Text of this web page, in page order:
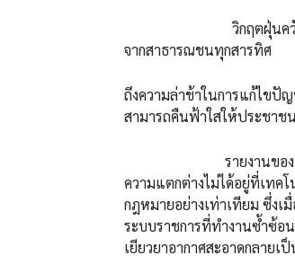
วิกฤตฝุ่นควันมลพิษ
จากสาธารณชนทุกสารทิศ
ถึงความล่าช้าในการแก้ไขปั
สามารถคืนฟ้าใสให้ประชาช
รายงานของนักวิชากา
ความแตกต่างไม่ได้อยู่ที่เทคโ
กฎหมายอย่างเท่าเทียม ซึ่ง
ระบบราชการที่ทำงานซ้ำซ้อ
เยียวยาอากาศสะอาดกลาย